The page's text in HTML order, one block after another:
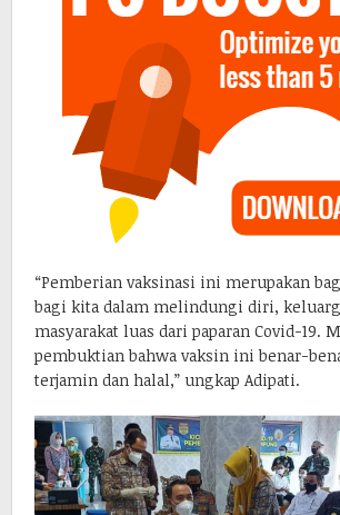
“Pemberian vaksinasi ini merupakan
bagi kita dalam melindungi diri,
masyarakat luas dari paparan Covid-19.
pembuktian bahwa vaksin ini benar-
terjamin dan halal,” ungkap Adipati.